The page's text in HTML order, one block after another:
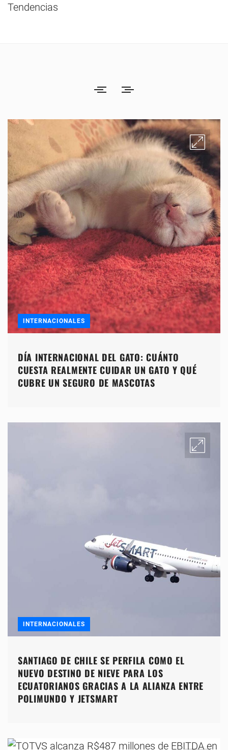
Tendencias
INTERNACIONALES
DÍA INTERNACIONAL DEL GATO: CUÁNTO
CUESTA REALMENTE CUIDAR UN GATO Y QUÉ
CUBRE UN SEGURO DE MASCOTAS
INTERNACIONALES
SANTIAGO DE CHILE SE PERFILA COMO EL
NUEVO DESTINO DE NIEVE PARA LOS
ECUATORIANOS GRACIAS A LA ALIANZA ENTRE
POLIMUNDO Y JETSMART